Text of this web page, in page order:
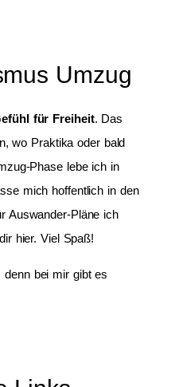
Umzug
für Freiheit. Das
wo Praktika oder bald
Phase lebe ich in
mich hoffentlich in den
Auswander-Pläne ich
hier. Viel Spaß!
bei mir gibt es